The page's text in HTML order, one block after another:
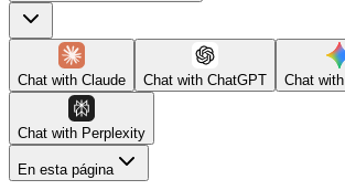
Chat with Claude Chat with ChatGPT Chat with
Chat with Perplexity
En esta página